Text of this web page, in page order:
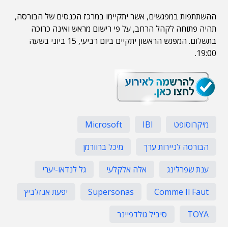
ההשתתפות במפגשים, אשר יתקיימו במרכז הכנסים של הבורסה,
תהיה פתוחה לקהל הרחב, על פי רישום מראש ואינה כרוכה
בתשלום. המפגש הראשון יתקיים ביום רביעי, 15 ביוני בשעה
19:00.
מיקרוסופט IBI
Microsoft
הבורסה לניירות ערך
מיכל ברוורמן
ענת שפרלינג
אלה אלקלעי
גל לנדאו-יערי
Comme Il Faut
Supersonas
יפעת אנזלביץ
TOYA
סיביל גולדפיינר